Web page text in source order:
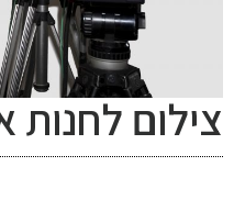
צילום לחנות